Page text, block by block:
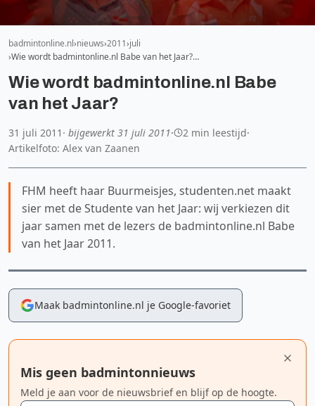
badmintonline.nl nieuws 2011 juli
Wie wordt badmintonline.nl Babe van het Jaar?…
Wie wordt badmintonline.nl Babe
van het Jaar?
31 juli 2011 · bijgewerkt 31 juli 2011· 2 min leestijd·
Artikelfoto: Alex van Zaanen
FHM heeft haar Buurmeisjes, studenten.net maakt
sier met de Studente van het Jaar: wij verkiezen dit
jaar samen met de lezers de badmintonline.nl Babe
van het Jaar 2011.
Maak badmintonline.nl je Google-favoriet
Mis geen badmintonnieuws
Meld je aan voor de nieuwsbrief en blijf op de hoogte.